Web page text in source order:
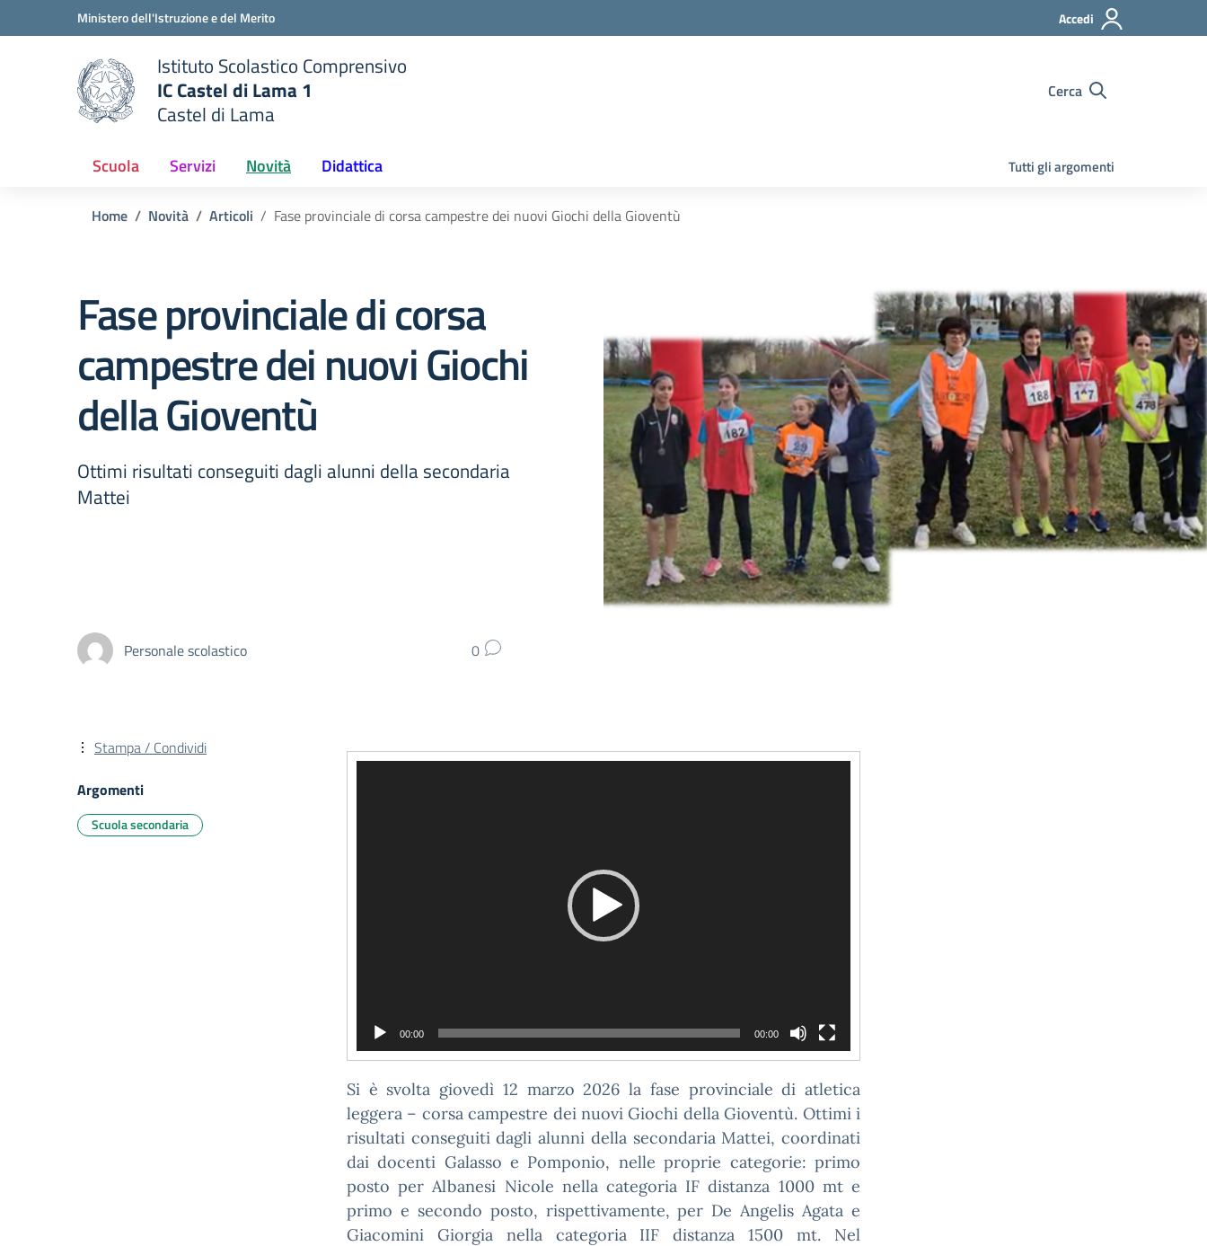
Vai ai contenuti
Vai al menu di navigazioneMinistero dell'Istruzione e del Merito Accedi
scuola
Istituto Scolastico Comprensivo
IC Castel di Lama 1
Castel di Lama
Cerca
Scuola Servizi Novità Didattica Tutti gli argomenti
Home Novità Articoli Fase provinciale di corsa campestre dei nuovi Giochi della Gioventù
Fase provinciale di corsa
campestre dei nuovi Giochi
della Gioventù
Ottimi risultati conseguiti dagli alunni della secondaria
Mattei
Personale scolastico 0
00:00 00:00
Si è svolta giovedì 12 marzo 2026 la fase provinciale di atletica
leggera – corsa campestre dei nuovi Giochi della Gioventù. Ottimi i
risultati conseguiti dagli alunni della secondaria Mattei, coordinati
dai docenti Galasso e Pomponio, nelle proprie categorie: primo
posto per Albanesi Nicole nella categoria IF distanza 1000 mt e
primo e secondo posto, rispettivamente, per De Angelis Agata e
Giacomini Giorgia nella categoria IIF distanza 1500 mt. Nel
Stampa / Condividi
Argomenti
Scuola secondaria